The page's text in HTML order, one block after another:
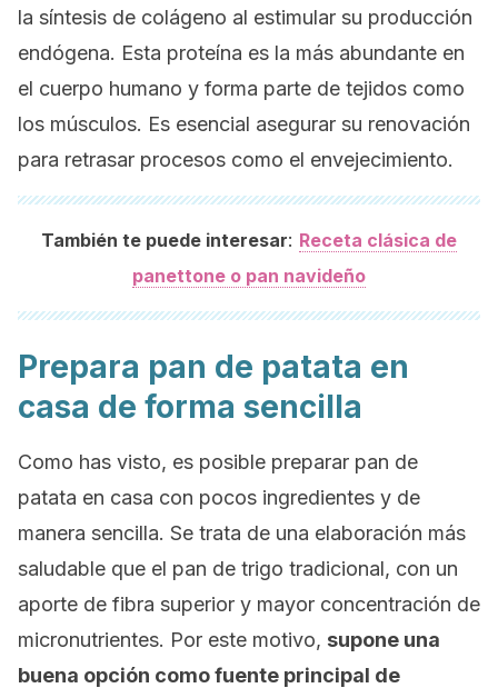
la síntesis de colágeno al estimular su producción
endógena. Esta proteína es la más abundante en
el cuerpo humano y forma parte de tejidos como
los músculos. Es esencial asegurar su renovación
para retrasar procesos como el envejecimiento.
También te puede interesar: Receta clásica de
panettone o pan navideño
Prepara pan de patata en
casa de forma sencilla
Como has visto, es posible preparar pan de
patata en casa con pocos ingredientes y de
manera sencilla. Se trata de una elaboración más
saludable que el pan de trigo tradicional, con un
aporte de fibra superior y mayor concentración de
micronutrientes. Por este motivo, supone una
buena opción como fuente principal de